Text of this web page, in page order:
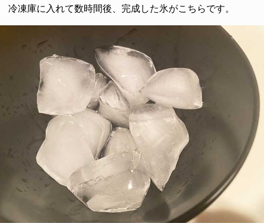
冷凍庫に入れて数時間後、完成した氷がこちらです。